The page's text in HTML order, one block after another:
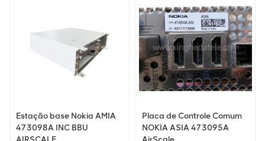
Estação base Nokia AMIA
473098A INC BBU
Placa de Controle Comum
NOKIA ASIA 473095A